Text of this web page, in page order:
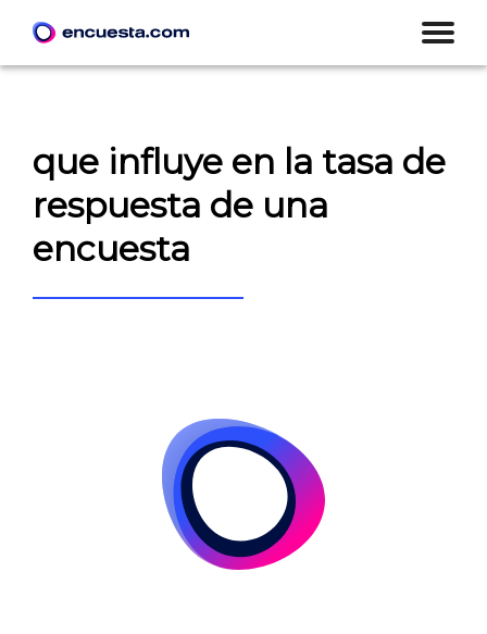
que influye en la tasa de
respuesta de una
encuesta